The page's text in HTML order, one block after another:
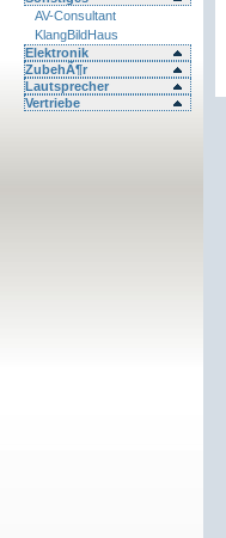
AV-Consultant
KlangBildHaus
Elektronik
ZubehÃ¶r
Lautsprecher
Vertriebe